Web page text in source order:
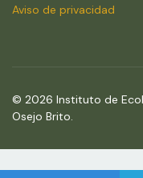
Aviso de privacidad
© 2026 Instituto de
Osejo Brito.